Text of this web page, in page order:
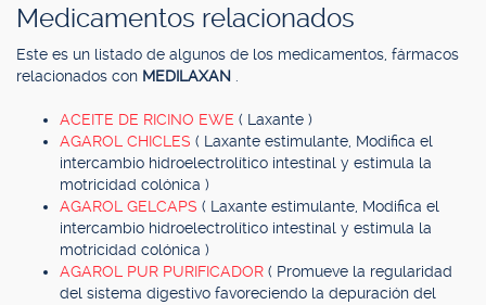
Medicamentos relacionados
Este es un listado de algunos de los medicamentos, fármacos
relacionados con MEDILAXAN
ACEITE DE RICINO EWE ( Laxante )
AGAROL CHICLES ( Laxante estimulante, Modifica el
intercambio hidroelectrolítico intestinal y estimula la
motricidad colónica )
AGAROL GELCAPS ( Laxante estimulante, Modifica el
intercambio hidroelectrolítico intestinal y estimula la
motricidad colónica )
AGAROL PUR PURIFICADOR ( Promueve la regularidad
del sistema digestivo favoreciendo la depuración del